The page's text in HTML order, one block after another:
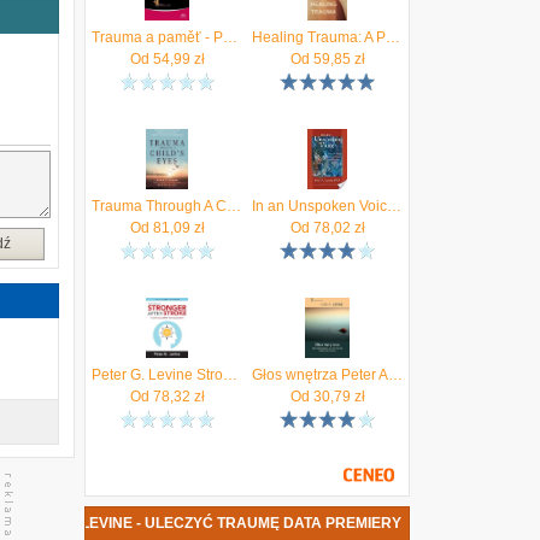
Trauma a paměť - Pohled do živé minulosti mysli a těla Levine Peter A.
Od 54,99 zł
Healing Trauma: A Pioneering Program for Restoring the Wisdom of Your Body [With CD]
Od 59,85zł
Trauma Through A Childs Eyes
Od 81,09 zł
In an Unspoken Voice: How the Body Releases Trauma and Restores Goodness
Od 78,02 zł
Peter G. Levine Stronger After Stroke Third Editio
Od 78,32 zł
Głos wnętrza Peter A. Levine
Od 30,79 zł
PETER LEVINE - ULECZYĆ TRAUMĘ DATA PREMIERY